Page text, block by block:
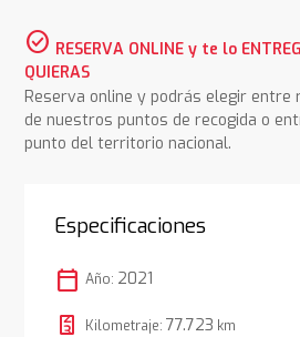
check_circle RESERVA ONLINE y te lo
QUIERAS
Reserva online y podrás elegir entre
de nuestros puntos de recogida o
punto del territorio nacional.
Especificaciones
calendar_today Año: 2021
Kilometraje: 77.723 km